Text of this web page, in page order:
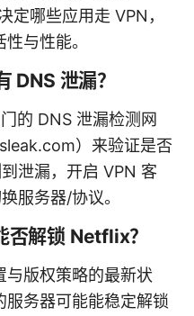
哪些应用走 VPN，
与性能。
DNS 泄漏？
的 DNS 泄漏检测网
）来验证是否
泄漏，开启 VPN 客
服务器/协议。
解锁 Netflix？
与版权策略的最新状
服务器可能能稳定解锁